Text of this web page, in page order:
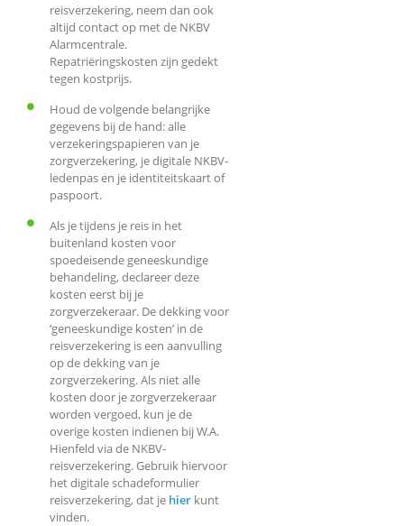
reisverzekering, neem dan ook
altijd contact op met de NKBV
Alarmcentrale.
Repatriëringskosten zijn gedekt
tegen kostprijs.
Houd de volgende belangrijke
gegevens bij de hand: alle
verzekeringspapieren van je
zorgverzekering, je digitale NKBV-
ledenpas en je identiteitskaart of
paspoort.
Als je tijdens je reis in het
buitenland kosten voor
spoedeisende geneeskundige
behandeling, declareer deze
kosten eerst bij je
zorgverzekeraar. De dekking voor
‘geneeskundige kosten’ in de
reisverzekering is een aanvulling
op de dekking van je
zorgverzekering. Als niet alle
kosten door je zorgverzekeraar
worden vergoed, kun je de
overige kosten indienen bij W.A.
Hienfeld via de NKBV-
reisverzekering. Gebruik hiervoor
het digitale schadeformulier
reisverzekering, dat je hier kunt
vinden.